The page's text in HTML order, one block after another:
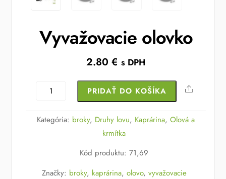
Vyvažovacie olovko
2.80€ s DPH
množstvo
olovko
PRIDAŤ DO KOŠÍKA Share
Kategória: broky, Druhy lovu, Kaprárina,Olová a
krmítka
Kód produktu:71,69
Značky: broky, kaprárina, olovo, vyvažovacie